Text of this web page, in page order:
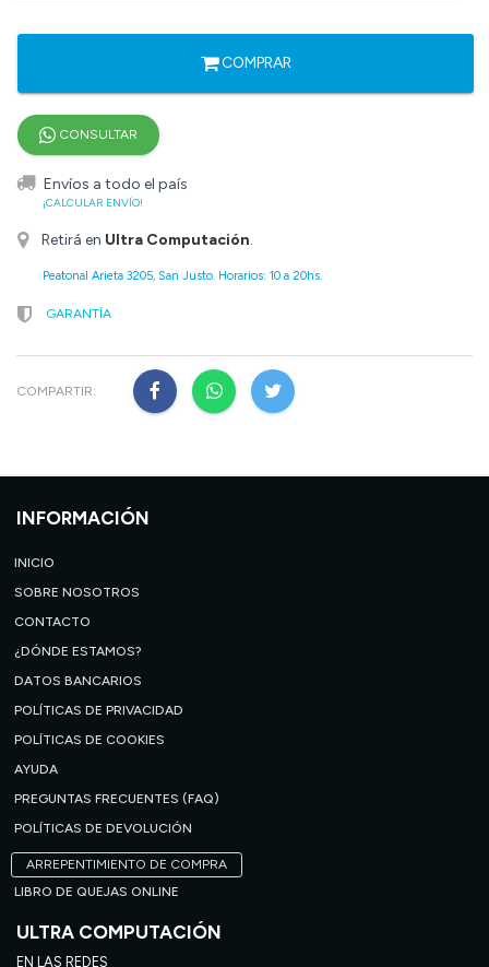
COMPRAR
CONSULTAR
Envíos a todo el país
¡CALCULAR ENVÍO!
Retirá en Ultra Computación.
Peatonal Arieta 3205, San Justo. Horarios: 10 a 20hs.
GARANTÍA
COMPARTIR:
INFORMACIÓN
INICIO
SOBRE NOSOTROS
CONTACTO
¿DÓNDE ESTAMOS?
DATOS BANCARIOS
POLÍTICAS DE PRIVACIDAD
POLÍTICAS DE COOKIES
AYUDA
PREGUNTAS FRECUENTES (FAQ)
POLÍTICAS DE DEVOLUCIÓN
ARREPENTIMIENTO DE COMPRA
LIBRO DE QUEJAS ONLINE
ULTRA COMPUTACIÓN
EN LAS REDES